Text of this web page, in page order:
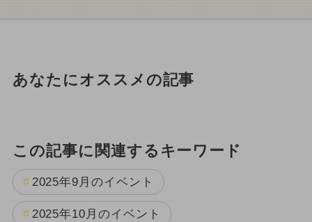
あなたにオススメの記事
この記事に関連するキーワード
2025年9月のイベント
2025年10月のイベント